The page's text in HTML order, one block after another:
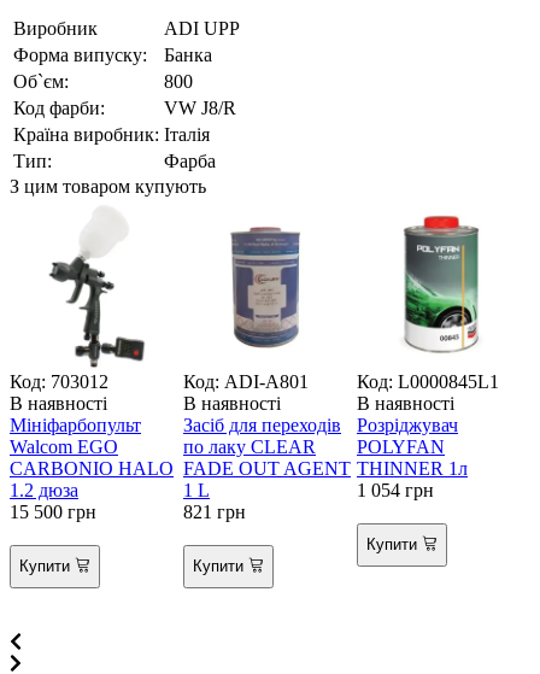
Виробник
ADI UPP
Форма випуску:
Банка
Об`єм:
800
Код фарби:
VW J8/R
Країна виробник: Італія
Тип:
Фарба
З цим товаром купують
Код: 703012
В наявності
Мініфарбопульт
Walcom EGO
CARBONIO HALO
1.2 дюза
15 500 грн
Купити
Код: ADI-A801
В наявності
Засіб для переходів
по лаку CLEAR
FADE OUT AGENT
1 L
821 грн
Купити
Код: L0000845L1
В наявності
Розріджувач
POLYFAN
THINNER 1л
1 054 грн
Купити